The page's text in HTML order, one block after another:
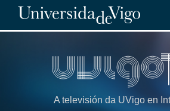
A televisión da UVigo en